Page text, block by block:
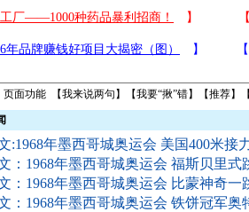
页面功能 【我来说两句 】【我要“揪”错】【推荐】
:1968年墨西哥城奥运会 美国400米接
：1968年墨西哥城奥运会 福斯贝里式
：1968年墨西哥城奥运会 比蒙神奇一
：1968年墨西哥城奥运会 铁饼冠军奥